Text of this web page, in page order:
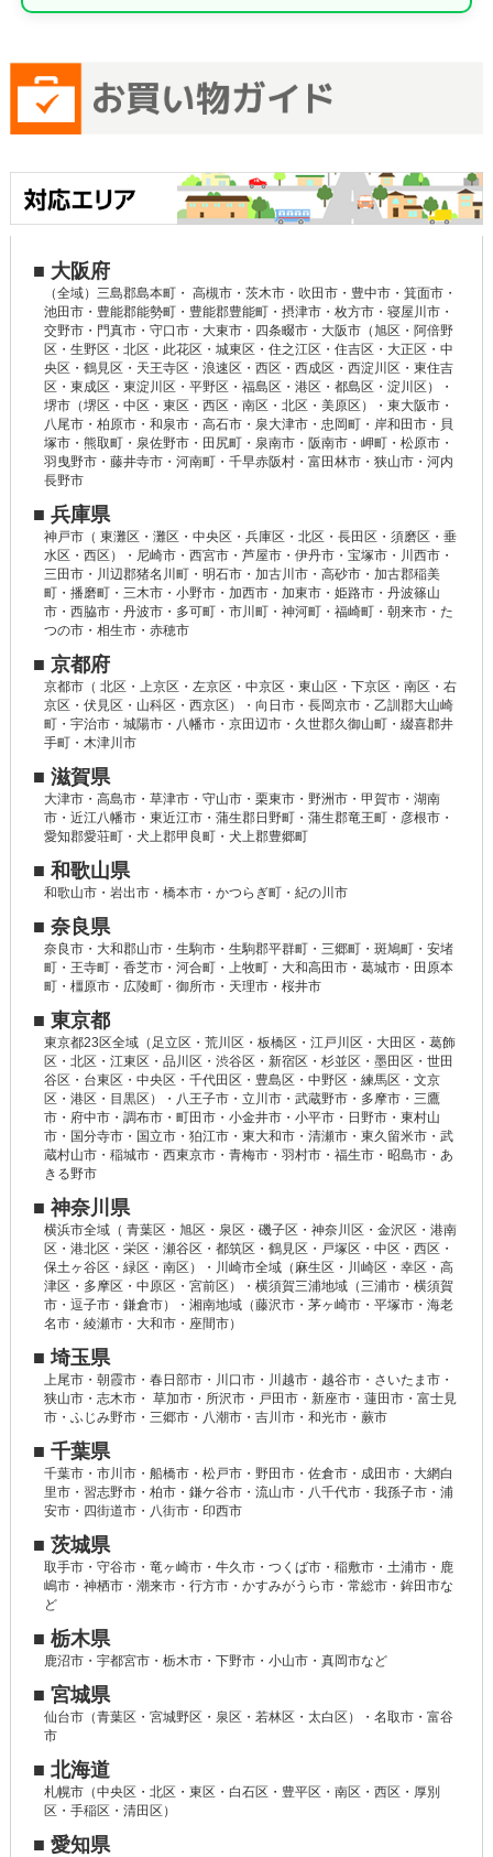
■ 大阪府
（全域）三島郡島本町・ 高槻市・茨木市・吹田市・豊中市・箕面市・
池田市・豊能郡能勢町・豊能郡豊能町・摂津市・枚方市・寝屋川市・
交野市・門真市・守口市・大東市・四条畷市・大阪市（旭区・阿倍野
区・生野区・北区・此花区・城東区・住之江区・住吉区・大正区・中
央区・鶴見区・天王寺区・浪速区・西区・西成区・西淀川区・東住吉
区・東成区・東淀川区・平野区・福島区・港区・都島区・淀川区）・
堺市（堺区・中区・東区・西区・南区・北区・美原区）・東大阪市・
八尾市・柏原市・和泉市・高石市・泉大津市・忠岡町・岸和田市・貝
塚市・熊取町・泉佐野市・田尻町・泉南市・阪南市・岬町・松原市・
羽曳野市・藤井寺市・河南町・千早赤阪村・富田林市・狭山市・河内
長野市
■ 兵庫県
神戸市（ 東灘区・灘区・中央区・兵庫区・北区・長田区・須磨区・垂
水区・西区）・尼崎市・西宮市・芦屋市・伊丹市・宝塚市・川西市・
三田市・川辺郡猪名川町・明石市・加古川市・高砂市・加古郡稲美
町・播磨町・三木市・小野市・加西市・加東市・姫路市・丹波篠山
市・西脇市・丹波市・多可町・市川町・神河町・福崎町・朝来市・た
つの市・相生市・赤穂市
■ 京都府
京都市（ 北区・上京区・左京区・中京区・東山区・下京区・南区・右
京区・伏見区・山科区・西京区）・向日市・長岡京市・乙訓郡大山崎
町・宇治市・城陽市・八幡市・京田辺市・久世郡久御山町・綴喜郡井
手町・木津川市
■ 滋賀県
大津市・高島市・草津市・守山市・栗東市・野洲市・甲賀市・湖南
市・近江八幡市・東近江市・蒲生郡日野町・蒲生郡竜王町・彦根市・
愛知郡愛荘町・犬上郡甲良町・犬上郡豊郷町
■ 和歌山県
和歌山市・岩出市・橋本市・かつらぎ町・紀の川市
■ 奈良県
奈良市・大和郡山市・生駒市・生駒郡平群町・三郷町・斑鳩町・安堵
町・王寺町・香芝市・河合町・上牧町・大和高田市・葛城市・田原本
町・橿原市・広陵町・御所市・天理市・桜井市
■ 東京都
東京都23区全域（足立区・荒川区・板橋区・江戸川区・大田区・葛飾
区・北区・江東区・品川区・渋谷区・新宿区・杉並区・墨田区・世田
谷区・台東区・中央区・千代田区・豊島区・中野区・練馬区・文京
区・港区・目黒区）・八王子市・立川市・武蔵野市・多摩市・三鷹
市・府中市・調布市・町田市・小金井市・小平市・日野市・東村山
市・国分寺市・国立市・狛江市・東大和市・清瀬市・東久留米市・武
蔵村山市・稲城市・西東京市・青梅市・羽村市・福生市・昭島市・あ
きる野市
■ 神奈川県
横浜市全域（ 青葉区・旭区・泉区・磯子区・神奈川区・金沢区・港南
区・港北区・栄区・瀬谷区・都筑区・鶴見区・戸塚区・中区・西区・
保土ヶ谷区・緑区・南区）・川崎市全域（麻生区・川崎区・幸区・高
津区・多摩区・中原区・宮前区）・横須賀三浦地域（三浦市・横須賀
市・逗子市・鎌倉市）・湘南地域（藤沢市・茅ヶ崎市・平塚市・海老
名市・綾瀬市・大和市・座間市）
■ 埼玉県
上尾市・朝霞市・春日部市・川口市・川越市・越谷市・さいたま市・
狭山市・志木市・ 草加市・所沢市・戸田市・新座市・蓮田市・富士見
市・ふじみ野市・三郷市・八潮市・吉川市・和光市・蕨市
■ 千葉県
千葉市・市川市・船橋市・松戸市・野田市・佐倉市・成田市・大網白
里市・習志野市・柏市・鎌ケ谷市・流山市・八千代市・我孫子市・浦
安市・四街道市・八街市・印西市
■ 茨城県
取手市・守谷市・竜ヶ崎市・牛久市・つくば市・稲敷市・土浦市・鹿
嶋市・神栖市・潮来市・行方市・かすみがうら市・常総市・鉾田市な
ど
■ 栃木県
鹿沼市・宇都宮市・栃木市・下野市・小山市・真岡市など
■ 宮城県
仙台市（青葉区・宮城野区・泉区・若林区・太白区）・名取市・富谷
市
■ 北海道
札幌市（中央区・北区・東区・白石区・豊平区・南区・西区・厚別
区・手稲区・清田区）
■ 愛知県